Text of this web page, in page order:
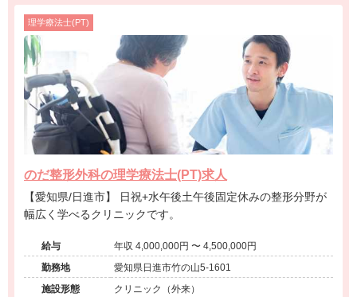
理学療法士(PT)
のだ整形外科の理学療法士(PT)求人
【愛知県/日進市】 日祝+水午後土午後固定休みの整形分野が
幅広く学べるクリニックです。
給与
年収 4,000,000円 〜 4,500,000円
勤務地
愛知県日進市竹の山5-1601
施設形態
クリニック（外来）